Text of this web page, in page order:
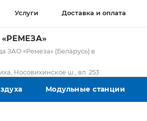
Услуги Доставка и оплата
«РЕМЕЗА»
ЗАО «Ремеза» (Беларусь) в
Носовихинское ш., вл. 253
Модульные станции